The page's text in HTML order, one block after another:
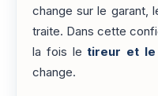
change sur le garant,
traite. Dans cette
la fois letireur et le
change.